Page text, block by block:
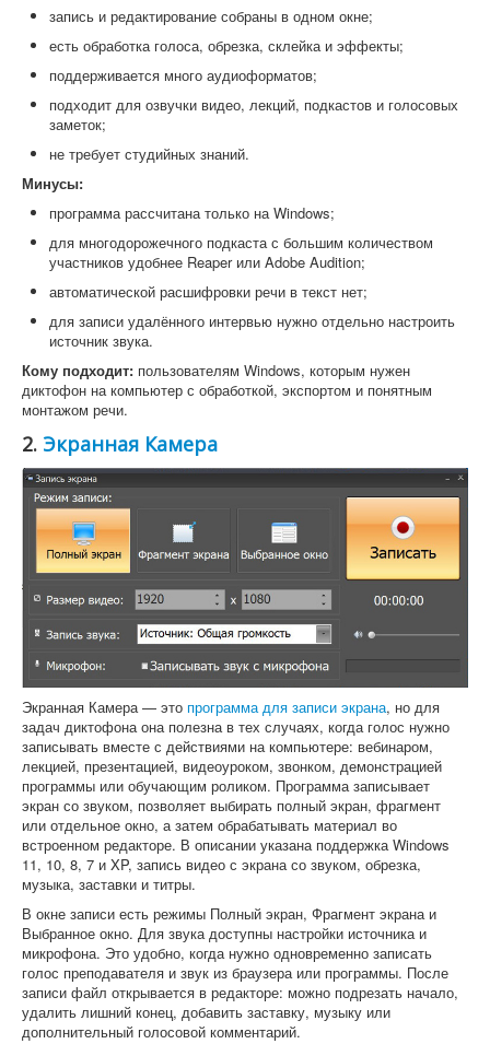
запись и редактирование собраны в одном окне;
есть обработка голоса, обрезка, склейка и эффекты;
поддерживается много аудиоформатов;
подходит для озвучки видео, лекций, подкастов и голосовых
заметок;
не требует студийных знаний.
Минусы:
программа рассчитана только на Windows;
для многодорожечного подкаста с большим количеством
участников удобнее Reaper или Adobe Audition;
автоматической расшифровки речи в текст нет;
для записи удалённого интервью нужно отдельно настроить
источник звука.
Кому подходит: пользователям Windows, которым нужен
диктофон на компьютер с обработкой, экспортом и понятным
монтажом речи.
2. Экранная Камера
Экранная Камера — это программа для записи экрана, но для
задач диктофона она полезна в тех случаях, когда голос нужно
записывать вместе с действиями на компьютере: вебинаром,
лекцией, презентацией, видеоуроком, звонком, демонстрацией
программы или обучающим роликом. Программа записывает
экран со звуком, позволяет выбирать полный экран, фрагмент
или отдельное окно, а затем обрабатывать материал во
встроенном редакторе. В описании указана поддержка Windows
11, 10, 8, 7 и XP, запись видео с экрана со звуком, обрезка,
музыка, заставки и титры.
В окне записи есть режимы Полный экран, Фрагмент экрана и
Выбранное окно. Для звука доступны настройки источника и
микрофона. Это удобно, когда нужно одновременно записать
голос преподавателя и звук из браузера или программы. После
записи файл открывается в редакторе: можно подрезать начало,
удалить лишний конец, добавить заставку, музыку или
дополнительный голосовой комментарий.